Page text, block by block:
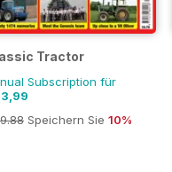
Tractor
Subscription für
Speichern Sie 10%